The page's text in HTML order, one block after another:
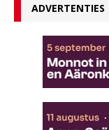
ADVERTENTIES